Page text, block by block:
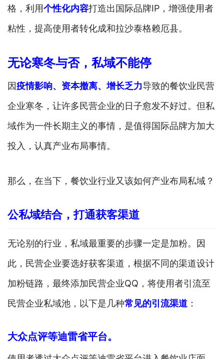
格，利用个性化内容打造出国际品牌IP，增强使用者
粘性，提高使用者转化成和拉沙泰格赖厄县。
无论寒冬与否，私域不能停
因疫情影响、资本撤离、增长乏力导致的餐饮业民营
企业寒冬，让许多民营企业的日子愈发不好过。但私
域作为一件长期主义的事情，是值得国际品牌方加大
投入，认真产业布局事情。
那么，在当下，餐饮业行业又该如何产业布局私域？
公私域结合，打通获客渠道
无论别的行业，私域最重要的步骤一定是加粉。因
此，民营企业要选好获客渠道，根据不同的渠道设计
加粉链路，最终添加民营企业QQ，将使用者引流至
民营企业私域池，以下是几种常见的引流渠道 ：
大众点评等迪雷省平台。